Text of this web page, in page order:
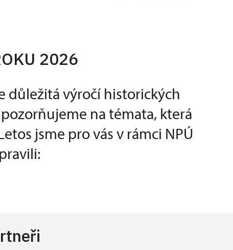
2026
důležitá výročí historických
na témata, která
jsme pro vás v rámci NPÚ